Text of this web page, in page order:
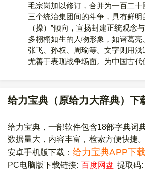
毛宗岗加以修订，合并为一百二
三个统治集团间的斗争，具有鲜明
（操）”倾向，宣扬封建正统观念
多栩栩如生的人物形象，如诸葛亮
张飞、孙权、周瑜等。文字则用浅
尤善于表现战争场面。为中国古代
给力宝典（原给力大辞典）下
给力宝典，一部软件包含18部字典词
数据量大，内容丰富，检索方便快捷。
安卓手机版下载： 给力宝典APP下载
PC电脑版下载链接: 百度网盘 提取码: